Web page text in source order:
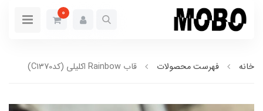
0
خانه فهرست محصولات قاب Rainbow اکلیلی (کدC1370)